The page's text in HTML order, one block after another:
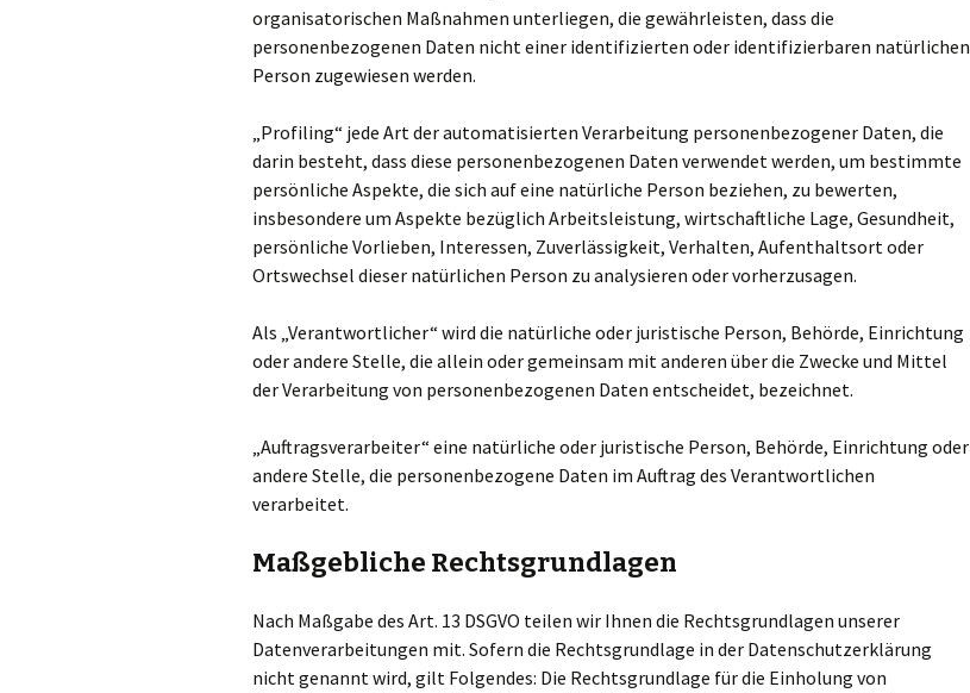
organisatorischen Maßnahmen unterliegen, die gewährleisten, dass die
personenbezogenen Daten nicht einer identifizierten oder identifizierbaren natürlichen
Person zugewiesen werden.
„Profiling“ jede Art der automatisierten Verarbeitung personenbezogener Daten, die
darin besteht, dass diese personenbezogenen Daten verwendet werden, um bestimmte
persönliche Aspekte, die sich auf eine natürliche Person beziehen, zu bewerten,
insbesondere um Aspekte bezüglich Arbeitsleistung, wirtschaftliche Lage, Gesundheit,
persönliche Vorlieben, Interessen, Zuverlässigkeit, Verhalten, Aufenthaltsort oder
Ortswechsel dieser natürlichen Person zu analysieren oder vorherzusagen.
Als „Verantwortlicher“ wird die natürliche oder juristische Person, Behörde, Einrichtung
oder andere Stelle, die allein oder gemeinsam mit anderen über die Zwecke und Mittel
der Verarbeitung von personenbezogenen Daten entscheidet, bezeichnet.
„Auftragsverarbeiter“ eine natürliche oder juristische Person, Behörde, Einrichtung oder
andere Stelle, die personenbezogene Daten im Auftrag des Verantwortlichen
verarbeitet.
Maßgebliche Rechtsgrundlagen
Nach Maßgabe des Art. 13 DSGVO teilen wir Ihnen die Rechtsgrundlagen unserer
Datenverarbeitungen mit. Sofern die Rechtsgrundlage in der Datenschutzerklärung
nicht genannt wird, gilt Folgendes: Die Rechtsgrundlage für die Einholung von